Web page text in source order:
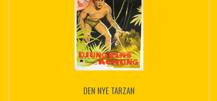
DEN NYE TARZAN